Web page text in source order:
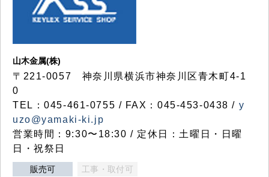
山木金属(株)
〒221-0057 神奈川県横浜市神奈川区青木町4-1
0
TEL：045-461-0755 / FAX：045-453-0438 / y
uzo@yamaki-ki.jp
営業時間：9:30〜18:30 / 定休日：土曜日・日曜
日・祝祭日
販売可 工事・取付可